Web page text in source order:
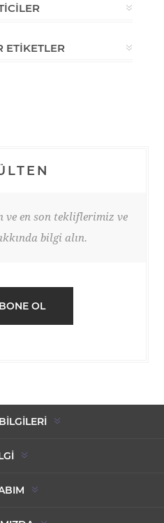
ETIKETLER
ve en son tekliflerimiz ve
bilgi alın.
OL